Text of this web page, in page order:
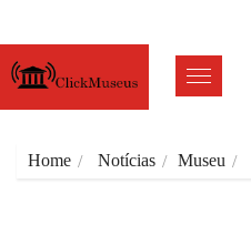
Home Notícias Museu